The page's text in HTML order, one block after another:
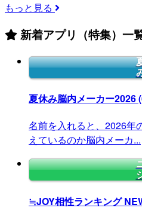
もっと見る
新着アプリ（特集）一
夏休み脳内メーカー2026
名前を入れると、2026年
えているのか脳内メーカ...
≒JOY相性ランキング